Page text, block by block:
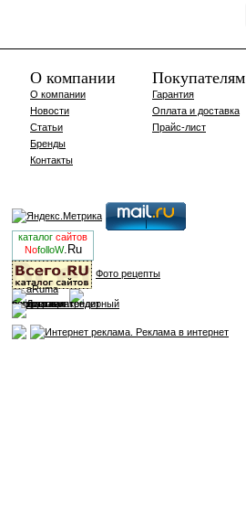
О компании
О компании
Новости
Статьи
Бренды
Контакты
Покупателям
Гарантия
Оплата и доставка
Прайс-лист
каталог сайтов
NofolloW.Ru
Фото рецепты